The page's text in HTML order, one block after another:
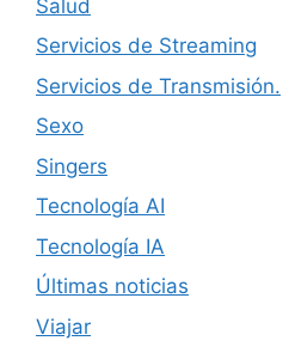
Salud
Servicios de Streaming
Servicios de Transmisión.
Sexo
Singers
Tecnología AI
Tecnología IA
Últimas noticias
Viajar